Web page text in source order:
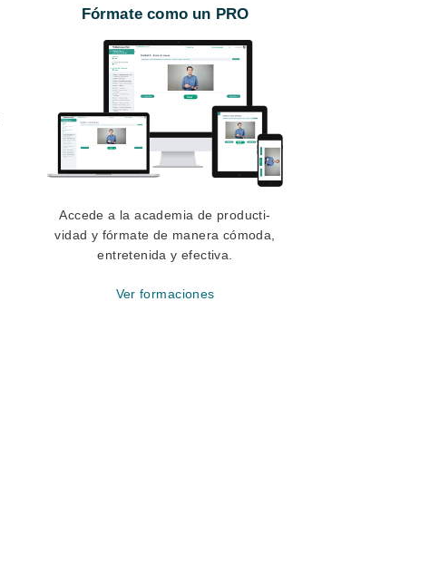
Fórmate como un PRO
Accede a la academia de producti-
vidad y fórmate de manera cómoda,
entretenida y efectiva.
Ver formaciones